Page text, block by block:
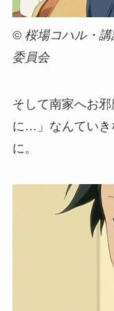
© 桜場コハル・
委員会
そして南家へお
に…」なんていき
に。